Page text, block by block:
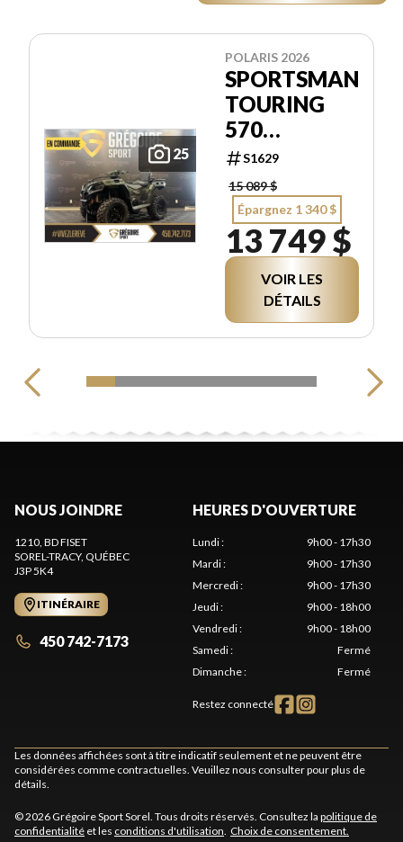
25
POLARIS 2026
SPORTSMAN
TOURING
570
PREMIUM
S1629
15 089 $
Épargnez 1 340 $
13 749 $
VOIR LES
DÉTAILS
NOUS JOINDRE
1210, BD FISET
SOREL-TRACY, QUÉBEC
J3P 5K4
ITINÉRAIRE
450 742-7173
HEURES D'OUVERTURE
Lundi:
9h00 - 17h30
Mardi:
9h00 - 17h30
Mercredi:
9h00 - 17h30
Jeudi:
9h00 - 18h00
Vendredi:
9h00 - 18h00
Samedi:
Fermé
Dimanche: Fermé
Restez connecté
Les données affichées sont à titre indicatif seulement et ne peuvent être
considérées comme contractuelles. Veuillez nous consulter pour plus de
détails.
© 2026 Grégoire Sport Sorel. Tous droits réservés. Consultez la politique de
confidentialité et les conditions d'utilisation. Choix de consentement.